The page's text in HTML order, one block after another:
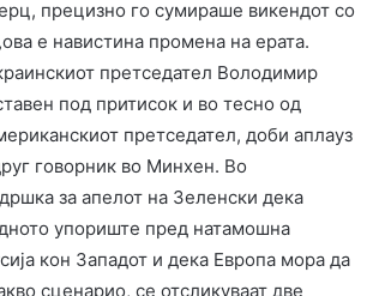
прецизно го сумираше викендот со
е навистина промена на ерата.
претседател Володимир
под притисок и во тесно од
претседател, доби аплауз
говорник во Минхен. Во
за апелот на Зеленски дека
упориште пред натамошна
кон Западот и дека Европа мора да
сценарио, се отсликуваат две